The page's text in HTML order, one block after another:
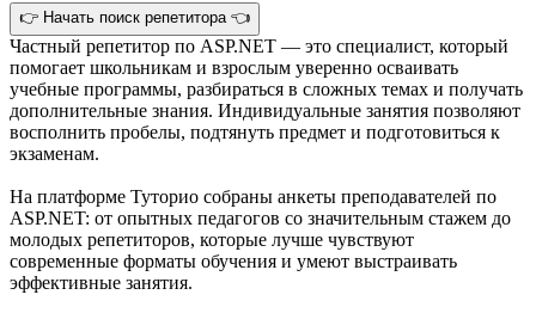
👉 Начать поиск репетитора 👈
Частный репетитор по ASP.NET — это специалист, который
помогает школьникам и взрослым уверенно осваивать
учебные программы, разбираться в сложных темах и получать
дополнительные знания. Индивидуальные занятия позволяют
восполнить пробелы, подтянуть предмет и подготовиться к
экзаменам.
На платформе Туторио собраны анкеты преподавателей по
ASP.NET: от опытных педагогов со значительным стажем до
молодых репетиторов, которые лучше чувствуют
современные форматы обучения и умеют выстраивать
эффективные занятия.